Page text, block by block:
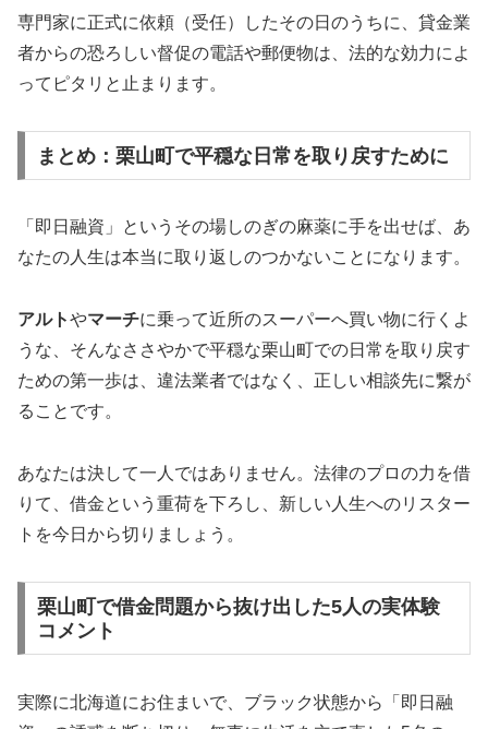
専門家に正式に依頼（受任）したその日のうちに、貸金業
者からの恐ろしい督促の電話や郵便物は、法的な効力によ
ってピタリと止まります。
まとめ：栗山町で平穏な日常を取り戻すために
「即日融資」というその場しのぎの麻薬に手を出せば、あ
なたの人生は本当に取り返しのつかないことになります。
アルトやマーチに乗って近所のスーパーへ買い物に行くよ
うな、そんなささやかで平穏な栗山町での日常を取り戻す
ための第一歩は、違法業者ではなく、正しい相談先に繋が
ることです。
あなたは決して一人ではありません。法律のプロの力を借
りて、借金という重荷を下ろし、新しい人生へのリスター
トを今日から切りましょう。
栗山町で借金問題から抜け出した5人の実体験
コメント
実際に北海道にお住まいで、ブラック状態から「即日融